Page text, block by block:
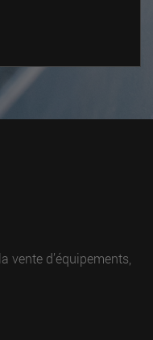
vente d’équipements,